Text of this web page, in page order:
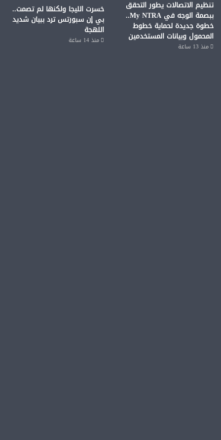
تنظيم الاتصالات يطور التحقق
ببصمة الوجه في My NTRA..
خطوة جديدة لحماية خطوط
المحمول وبيانات المستخدمين
منذ 13 ساعة
خسرت الليجا ولكنها لم تصمت..
بي إن سبورتس ترد ببيان شديد
اللهجة
منذ 14 ساعة